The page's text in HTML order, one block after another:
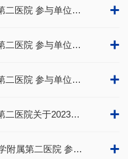
温州医科大学附属第二医院 参与单位公示（三） +
温州医科大学附属第二医院 参与单位公示（二） +
温州医科大学附属第二医院 参与单位公示（一） +
温州医科大学附属第二医院关于2023年拟推荐浙江省科技进步奖项目单位公示 +
2024年温州医科大学附属第二医院 参与单位公示（一） +